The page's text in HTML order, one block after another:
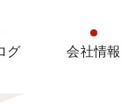
グ 会社情報